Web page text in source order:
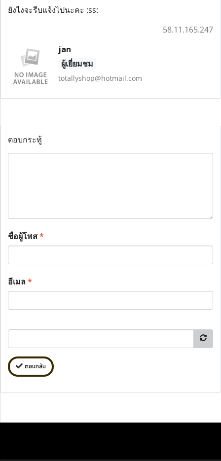
ยังไงจะรีบแจ้งไปนะคะ :ss:
58.11.165.247
jan
ผู้เยี่ยมชม
totallyshop@hotmail.com
ตอบกระทู้
ชื่อผู้โพส*
อีเมล*
ตอบกลับ